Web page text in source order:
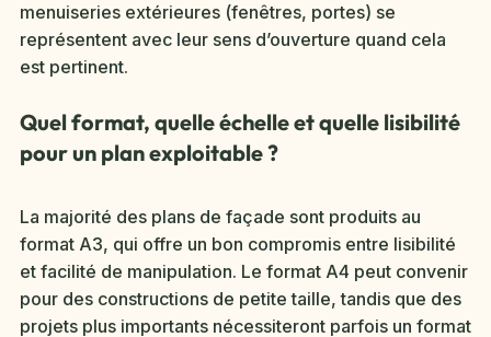
menuiseries extérieures (fenêtres, portes) se
représentent avec leur sens d’ouverture quand cela
est pertinent.
Quel format, quelle échelle et quelle lisibilité
pour un plan exploitable ?
La majorité des plans de façade sont produits au
format A3, qui offre un bon compromis entre lisibilité
et facilité de manipulation. Le format A4 peut convenir
pour des constructions de petite taille, tandis que des
projets plus importants nécessiteront parfois un format